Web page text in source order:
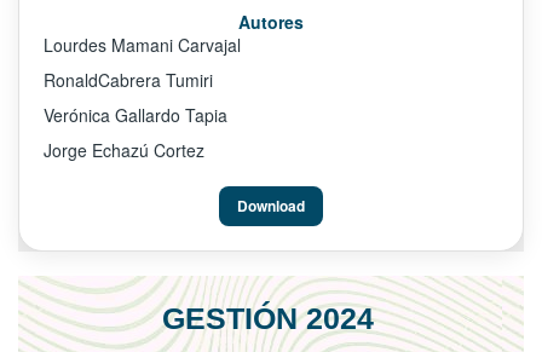
Autores
Lourdes Mamani Carvajal
RonaldCabrera Tumiri
Verónica Gallardo Tapia
Jorge Echazú Cortez
Download
GESTIÓN 2024